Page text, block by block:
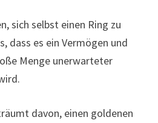
sich selbst einen Ring zu
dass es ein Vermögen und
Menge unerwarteter
davon, einen goldenen